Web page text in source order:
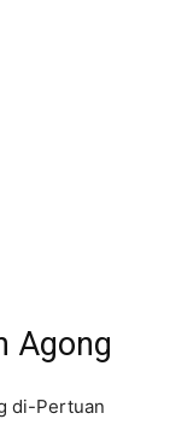
Agong
di-Pertuan